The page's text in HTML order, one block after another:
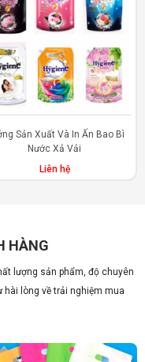
Sản Xuất Và In Ấn Bao Bì
Nước Xả Vải
Liên hệ
HÀNG
lượng sản phẩm, độ chuyên
hài lòng về trải nghiệm mua